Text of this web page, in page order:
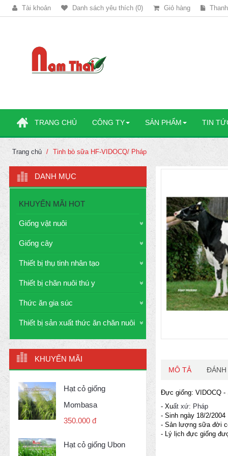
Tài khoản Danh sách yêu thích (0) Giỏ hàng
TRANG CHỦ CÔNG TY SẢN PHẨM TIN
Trang chủ Tinh bò sữa HF-VIDOCQ/ Pháp
DANH MỤC
KHUYẾN MÃI HOT
Giống vật nuôi
Giống cây
Thiết bị thụ tinh nhân tạo
Thiết bị chăn nuôi thú y
Thức ăn gia súc
Thiết bị sản xuất thức ăn chăn nuôi
KHUYẾN MÃI
Hạt cỏ giống
Mombasa
350.000 đ
Hạt cỏ giống Ubon
MÔ TẢ ĐÁNH
Đực giống: VIDOCQ -
- Xuất xứ: Pháp
- Sinh ngày 18/2/2004
- Sản lượng sữa đời
- Lý lịch đực giống